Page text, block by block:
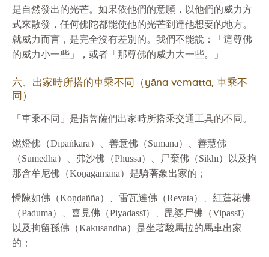
是自然發出的光芒。如果依他們的意願，以他們的威力方
式來散發，任何佛陀都能使他的光芒到達他想要的地方。
就威力而言，是完全沒有差別的。我們不能說：「這尊佛
的威力小一些」，或者「那尊佛的威力大一些。」
六、出家時所搭的車乘不同（yāna vematta, 車乘不
同）
「車乘不同」是指菩薩們出家時所搭乘交通工具的不同。
燃燈佛（Dīpaṅkara）、善意佛（Sumana）、善慧佛
（Sumedha）、弗沙佛（Phussa）、尸棄佛（Sikhī）以及拘
那含牟尼佛（Koṇāgamana）是騎著象出家的；
憍陳如佛（Koṇḍañña）、雷瓦達佛（Revata）、紅蓮花佛
（Paduma）、喜見佛（Piyadassī）、毘婆尸佛（Vipassī）
以及拘留孫佛（Kakusandha）是坐著駿馬拉的馬車出家
的；